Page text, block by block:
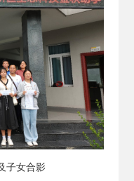
子女合影